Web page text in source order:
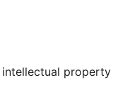
intellectual property